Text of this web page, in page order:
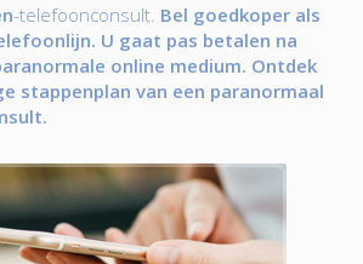
-telefoonconsult. Bel goedkoper als
U gaat pas betalen na
online medium. Ontdek
stappenplan van een paranormaal